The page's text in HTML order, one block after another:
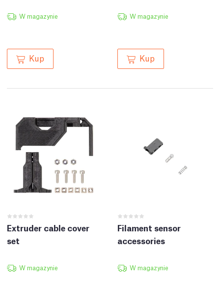
W magazynie
Kup
W magazynie
Kup
Extruder cable cover
set
W magazynie
Filament sensor
accessories
W magazynie